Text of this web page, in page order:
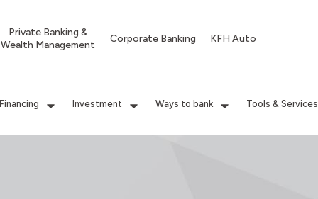
Private Banking &
Wealth Management
Corporate Banking KFH Auto
Financing Investment Ways to bank Tools & Services